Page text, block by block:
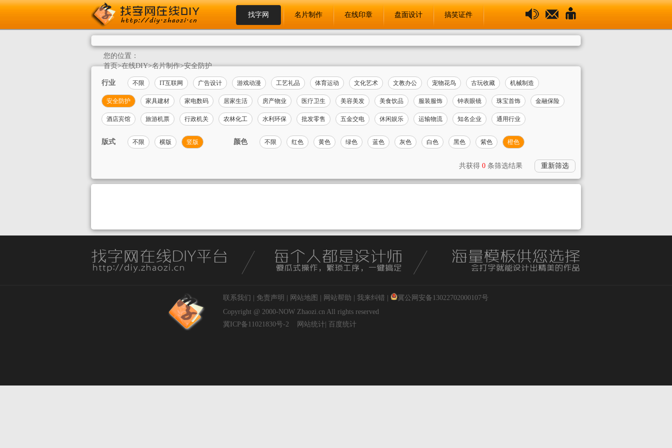
找字网 名片制作 在线印章 盘面设计 搞笑证件
您的位置：
首页>在线DIY>名片制作>安全防护
行业 不限 IT互联网 广告设计 游戏动漫 工艺礼品 体育运动 文化艺术 文教办公 宠物花鸟 古玩收藏 机械制造
安全防护 家具建材 家电数码 居家生活 房产物业 医疗卫生 美容美发 美食饮品 服装服饰 钟表眼镜 珠宝首饰 金融保险
酒店宾馆 旅游机票 行政机关 农林化工 水利环保 批发零售 五金交电 休闲娱乐 运输物流 知名企业 通用行业
版式 不限 横版 竖版 颜色 不限 红色 黄色 绿色 蓝色 灰色 白色 黑色 紫色 橙色
共获得 0 条筛选结果 重新筛选
联系我们 免责声明 网站地图 网站帮助 我来纠错
冀公网安备13022702000107号
Copyright @ 2000-NOW Zhaozi.cn All rights reserved
冀ICP备11021830号-2
网站统计 百度统计